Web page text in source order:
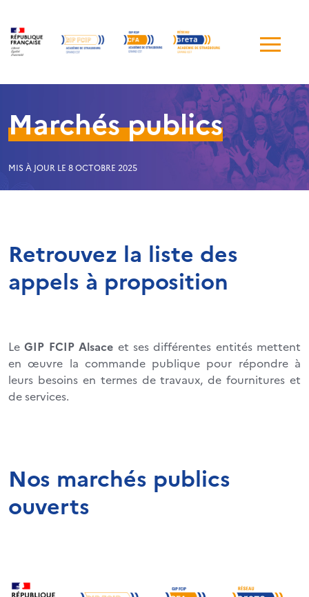
de
Marchés publics
MIS À JOUR LE 8 OCTOBRE 2025
Retrouvez la liste des
appels à proposition
LeGIP FCIP Alsace et ses différentes entités mettent
en œuvre la commande publique pour répondre à
leurs besoins en termes de travaux, de fournitures et
de services.
Nos marchés publics
ouverts